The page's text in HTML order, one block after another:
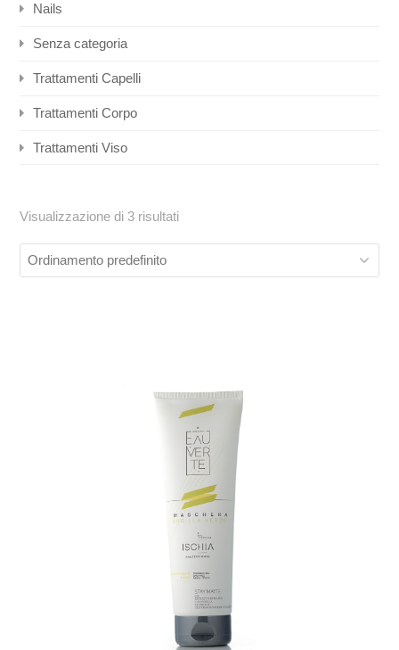
Visualizzazione di 3 risultati
Nails
Senza categoria
Trattamenti Capelli
Trattamenti Corpo
Trattamenti Viso